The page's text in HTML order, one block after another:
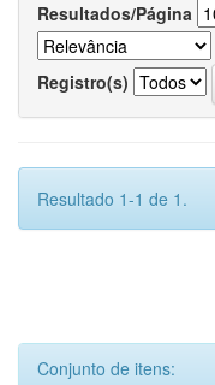
Resultados/Página
Registro(s)
Resultado 1-1 de 1.
Conjunto de itens: